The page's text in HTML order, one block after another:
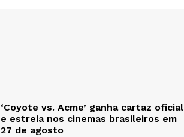
‘Coyote vs. Acme’ ganha cartaz oficial
e estreia nos cinemas brasileiros em
27 de agosto